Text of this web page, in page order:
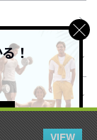
VIEW
！